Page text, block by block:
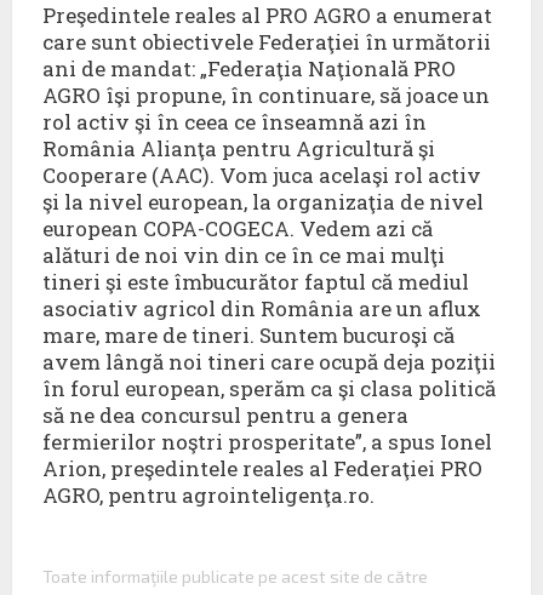
Preşedintele reales al PRO AGRO a enumerat
care sunt obiectivele Federaţiei în următorii
ani de mandat: „Federaţia Naţională PRO
AGRO îşi propune, în continuare, să joace un
rol activ şi în ceea ce înseamnă azi în
România Alianţa pentru Agricultură şi
Cooperare (AAC). Vom juca acelaşi rol activ
şi la nivel european, la organizaţia de nivel
european COPA-COGECA. Vedem azi că
alături de noi vin din ce în ce mai mulţi
tineri şi este îmbucurător faptul că mediul
asociativ agricol din România are un aflux
mare, mare de tineri. Suntem bucuroşi că
avem lângă noi tineri care ocupă deja poziţii
în forul european, sperăm ca şi clasa politică
să ne dea concursul pentru a genera
fermierilor noştri prosperitate”, a spus Ionel
Arion, preşedintele reales al Federaţiei PRO
AGRO, pentru agrointeligenţa.ro.
Toate informaţiile publicate pe acest site de către